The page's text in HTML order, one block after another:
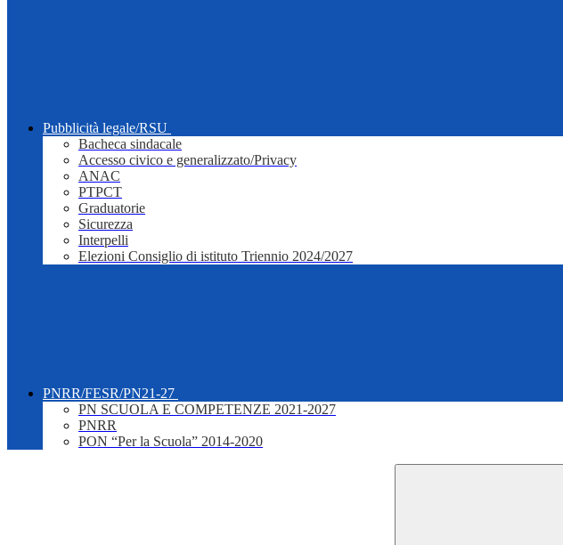
Pubblicità legale/RSU
Bacheca sindacale
Accesso civico e generalizzato/Privacy
ANAC
PTPCT
Graduatorie
Sicurezza
Interpelli
Elezioni Consiglio di istituto Triennio 2024/2027
PNRR/FESR/PN21-27
PN SCUOLA E COMPETENZE 2021-2027
PNRR
PON “Per la Scuola” 2014-2020